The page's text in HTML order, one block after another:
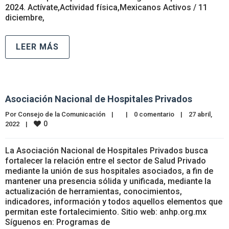
2024. Actívate,Actividad física,Mexicanos Activos / 11
diciembre,
LEER MÁS
Asociación Nacional de Hospitales Privados
Por Consejo de la Comunicación | | 0 comentario |
27 abril,
2022 | 0
La Asociación Nacional de Hospitales Privados busca
fortalecer la relación entre el sector de Salud Privado
mediante la unión de sus hospitales asociados, a fin de
mantener una presencia sólida y unificada, mediante la
actualización de herramientas, conocimientos,
indicadores, información y todos aquellos elementos que
permitan este fortalecimiento. Sitio web: anhp.org.mx
Síguenos en: Programas de